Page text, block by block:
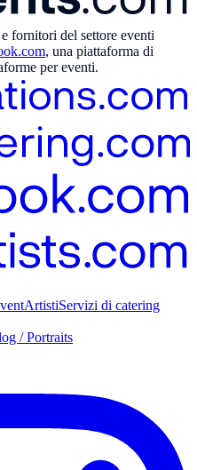
fornitori del settore eventi
, una piattaforma di
per eventi.
ArtistiServizi di catering
/ Portraits